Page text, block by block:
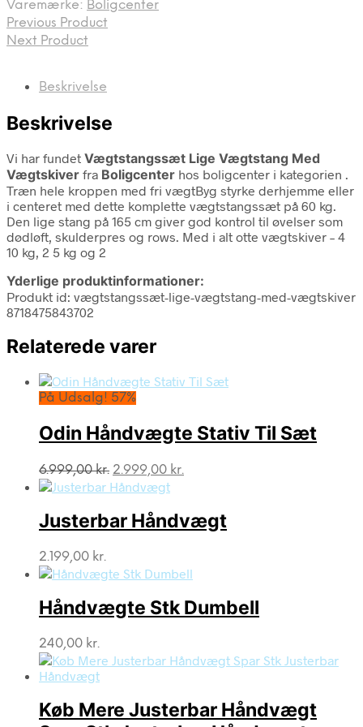
Varemærke: Boligcenter
Previous Product
Next Product
Beskrivelse
Beskrivelse
Vi har fundet Vægtstangssæt Lige Vægtstang Med
Vægtskiver fra Boligcenter hos boligcenter i kategorien .
Træn hele kroppen med fri vægtByg styrke derhjemme eller
i centeret med dette komplette vægtstangssæt på 60 kg.
Den lige stang på 165 cm giver god kontrol til øvelser som
dødløft, skulderpres og rows. Med i alt otte vægtskiver – 4
10 kg, 2 5 kg og 2
Yderlige produktinformationer:
Produkt id: vægtstangssæt-lige-vægtstang-med-vægtskiver
8718475843702
Relaterede varer
På Udsalg! 57%
Odin Håndvægte Stativ Til Sæt
6.999,00kr. Den
oprindelige
var:
6.999,00 kr..
2.999,00 kr.
er:
2.999,00 kr..
Justerbar Håndvægt
2.199,00 kr.
Håndvægte Stk Dumbell
240,00 kr.
Køb Mere Justerbar Håndvægt